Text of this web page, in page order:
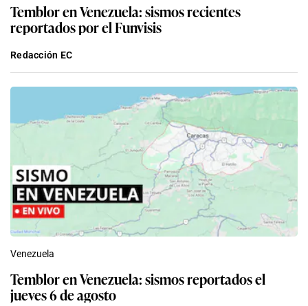
Temblor en Venezuela: sismos recientes
reportados por el Funvisis
Redacción EC
Venezuela
Temblor en Venezuela: sismos reportados el
jueves 6 de agosto